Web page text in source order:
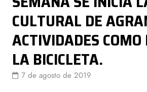
CULTURAL DE
ACTIVIDADES
LA BICICLETA.
7 de agosto de 2019